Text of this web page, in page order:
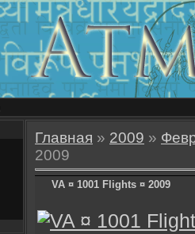
Главная » 2009 »
2009
VA ¤ 1001 Flights ¤ 2009